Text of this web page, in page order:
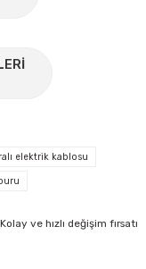
elektrik kablosu
Kolay ve hızlı değişim fırsatı